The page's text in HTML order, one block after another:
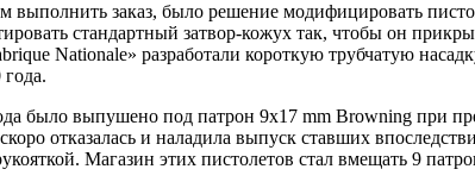
заказ, было решение модифицировать
стандартный затвор-кожух так, чтобы он
Nationale» разработали короткую трубчатую
было выпушено под патрон 9х17 mm Browning при
отказалась и наладила выпуск ставших
Магазин этих пистолетов стал вмещать 9